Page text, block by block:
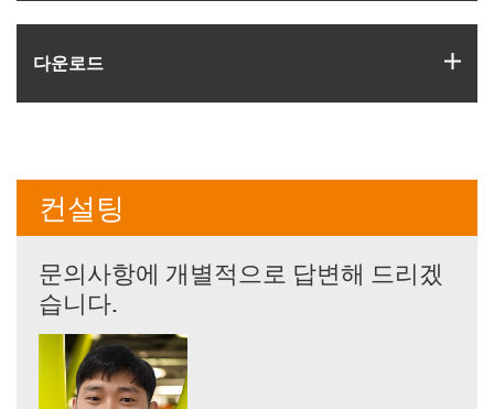
다운로드
컨설팅
문의사항에 개별적으로 답변해 드리겠
습니다.